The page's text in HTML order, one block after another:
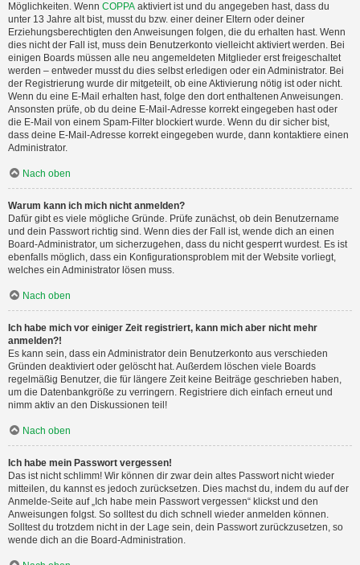
Möglichkeiten. Wenn COPPA aktiviert ist und du angegeben hast, dass du
unter 13 Jahre alt bist, musst du bzw. einer deiner Eltern oder deiner
Erziehungsberechtigten den Anweisungen folgen, die du erhalten hast. Wenn
dies nicht der Fall ist, muss dein Benutzerkonto vielleicht aktiviert werden. Bei
einigen Boards müssen alle neu angemeldeten Mitglieder erst freigeschaltet
werden – entweder musst du dies selbst erledigen oder ein Administrator. Bei
der Registrierung wurde dir mitgeteilt, ob eine Aktivierung nötig ist oder nicht.
Wenn du eine E-Mail erhalten hast, folge den dort enthaltenen Anweisungen.
Ansonsten prüfe, ob du deine E-Mail-Adresse korrekt eingegeben hast oder
die E-Mail von einem Spam-Filter blockiert wurde. Wenn du dir sicher bist,
dass deine E-Mail-Adresse korrekt eingegeben wurde, dann kontaktiere einen
Administrator.
Nach oben
Warum kann ich mich nicht anmelden?
Dafür gibt es viele mögliche Gründe. Prüfe zunächst, ob dein Benutzername
und dein Passwort richtig sind. Wenn dies der Fall ist, wende dich an einen
Board-Administrator, um sicherzugehen, dass du nicht gesperrt wurdest. Es ist
ebenfalls möglich, dass ein Konfigurationsproblem mit der Website vorliegt,
welches ein Administrator lösen muss.
Nach oben
Ich habe mich vor einiger Zeit registriert, kann mich aber nicht mehr
anmelden?!
Es kann sein, dass ein Administrator dein Benutzerkonto aus verschieden
Gründen deaktiviert oder gelöscht hat. Außerdem löschen viele Boards
regelmäßig Benutzer, die für längere Zeit keine Beiträge geschrieben haben,
um die Datenbankgröße zu verringern. Registriere dich einfach erneut und
nimm aktiv an den Diskussionen teil!
Nach oben
Ich habe mein Passwort vergessen!
Das ist nicht schlimm! Wir können dir zwar dein altes Passwort nicht wieder
mitteilen, du kannst es jedoch zurücksetzen. Dies machst du, indem du auf der
Anmelde-Seite auf „Ich habe mein Passwort vergessen“ klickst und den
Anweisungen folgst. So solltest du dich schnell wieder anmelden können.
Solltest du trotzdem nicht in der Lage sein, dein Passwort zurückzusetzen, so
wende dich an die Board-Administration.